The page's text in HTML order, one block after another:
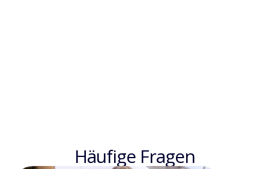
Häufige Fragen